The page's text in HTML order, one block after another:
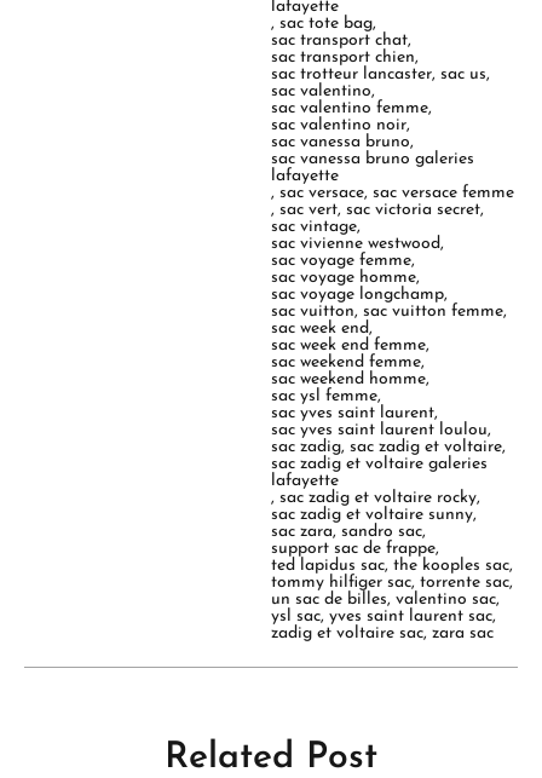
lafayette
,sac tote bag,
sac transport chat,
sac transport chien,
sac trotteur lancaster,sac us,
sac valentino,
sac valentino femme,
sac valentino noir,
sac vanessa bruno,
sac vanessa bruno galeries
lafayette
,sac versace,sac versace femme
,sac vert,sac victoria secret,
sac vintage,
sac vivienne westwood,
sac voyage femme,
sac voyage homme,
sac voyage longchamp,
sac vuitton,sac vuitton femme,
sac week end,
sac week end femme,
sac weekend femme,
sac weekend homme,
sac ysl femme,
sac yves saint laurent,
sac yves saint laurent loulou,
sac zadig,sac zadig et voltaire,
sac zadig et voltaire galeries
lafayette
,sac zadig et voltaire rocky,
sac zadig et voltaire sunny,
sac zara,sandro sac,
support sac de frappe,
ted lapidus sac,the kooples sac,
tommy hilfiger sac,torrente sac,
un sac de billes,valentino sac,
ysl sac,yves saint laurent sac,
zadig et voltaire sac,zara sac
Related Post